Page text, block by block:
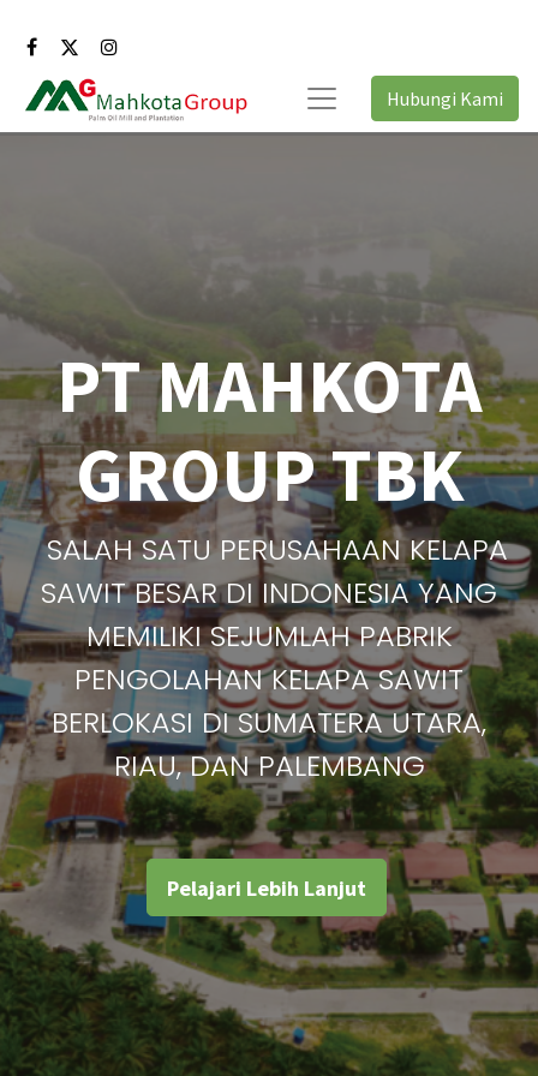
Hubungi Kami
PT MAHKOTA
GROUP TBK
SALAH SATU PERUSAHAAN KELAPA
SAWIT BESAR DI INDONESIA YANG
MEMILIKI SEJUMLAH PABRIK
PENGOLAHAN KELAPA SAWIT
BERLOKASI DI SUMATERA UTARA,
RIAU, DAN PALEMBANG
Pelajari Lebih Lanjut